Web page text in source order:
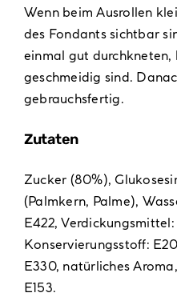
Wenn beim Ausrollen
des Fondants sichtbar
einmal gut durchkneten,
geschmeidig sind.
gebrauchsfertig.
Zutaten
Zucker (80%),
(Palmkern, Palme),
E422, Verdickungsmittel:
Konservierungsstoff:
E330, natürliches
E153.